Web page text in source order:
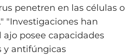
penetren en las células o
"Investigaciones han
posee capacidades
y antifúngicas